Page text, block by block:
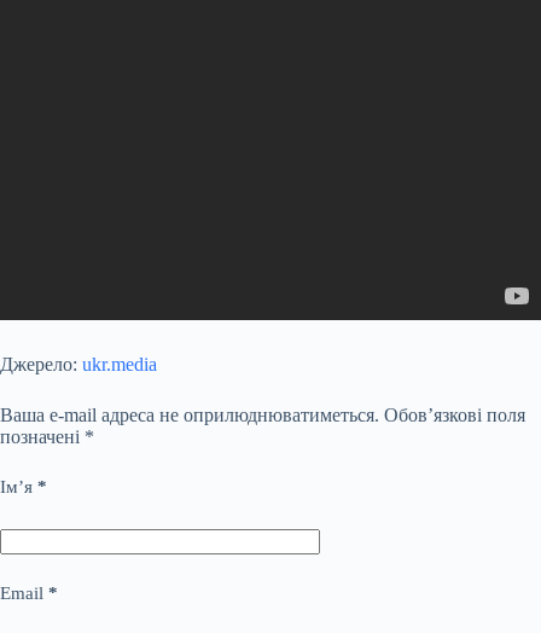
Джерело: ukr.media
Ваша e-mail адреса не оприлюднюватиметься. Обов’язкові поля
позначені *
Ім’я *
Email *